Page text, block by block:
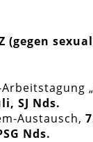
(gegen
SJ Nds.
Austausch,
Nds.